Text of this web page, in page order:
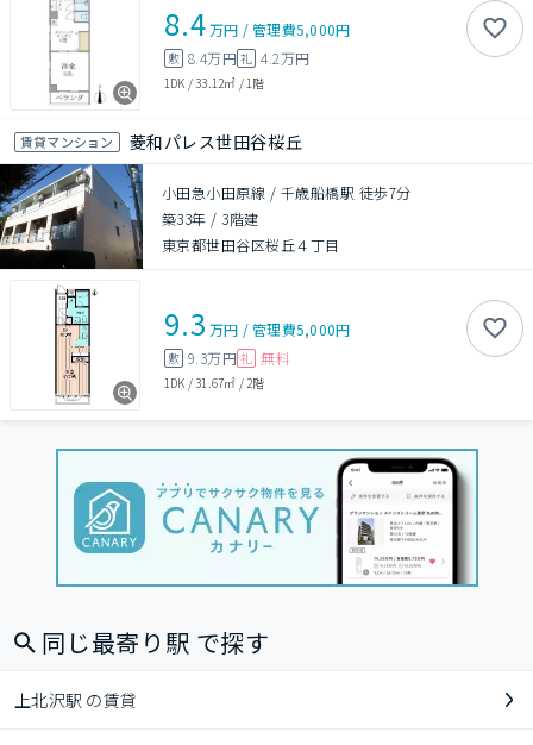
8.4万円 /管理費5,000円
敷 8.4万円礼 4.2万円
1DK /33.12㎡ / 1階
賃貸マンション 菱和パレス世田谷桜丘
小田急小田原線 / 千歳船橋駅 徒歩7分
築33年 / 3階建
東京都世田谷区桜丘４丁目
9.3 万円 /管理費5,000円
敷 9.3万円 礼 無料
1DK /31.67㎡ / 2階
同じ最寄り駅 で探す
上北沢駅 の賃貸